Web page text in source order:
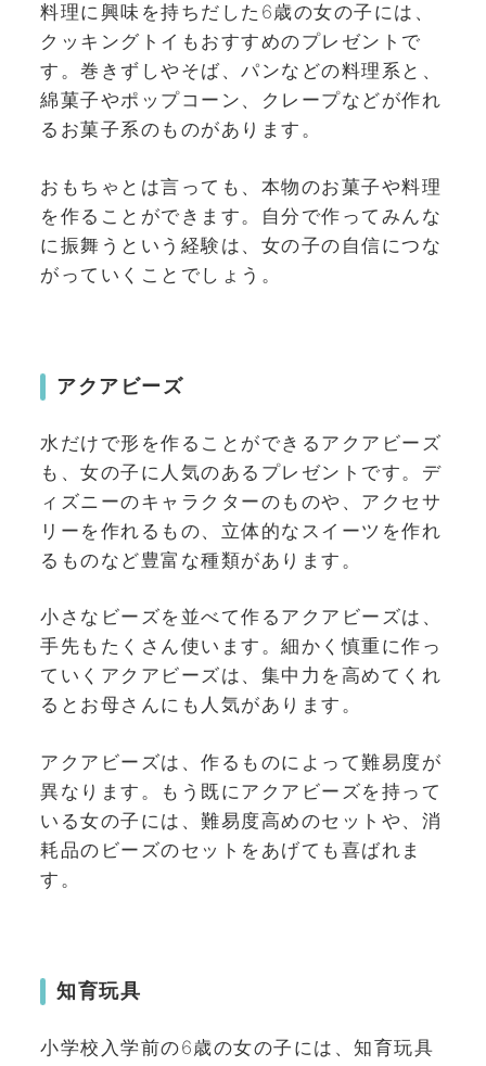
料理に興味を持ちだした6歳の女の子には、
クッキングトイもおすすめのプレゼントで
す。巻きずしやそば、パンなどの料理系と、
綿菓子やポップコーン、クレープなどが作れ
るお菓子系のものがあります。
おもちゃとは言っても、本物のお菓子や料理
を作ることができます。自分で作ってみんな
に振舞うという経験は、女の子の自信につな
がっていくことでしょう。
アクアビーズ
水だけで形を作ることができるアクアビーズ
も、女の子に人気のあるプレゼントです。デ
ィズニーのキャラクターのものや、アクセサ
リーを作れるもの、立体的なスイーツを作れ
るものなど豊富な種類があります。
小さなビーズを並べて作るアクアビーズは、
手先もたくさん使います。細かく慎重に作っ
ていくアクアビーズは、集中力を高めてくれ
るとお母さんにも人気があります。
アクアビーズは、作るものによって難易度が
異なります。もう既にアクアビーズを持って
いる女の子には、難易度高めのセットや、消
耗品のビーズのセットをあげても喜ばれま
す。
知育玩具
小学校入学前の6歳の女の子には、知育玩具